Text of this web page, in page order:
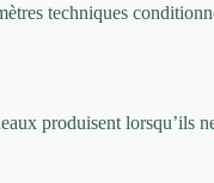
techniques
produisent lorsqu’ils